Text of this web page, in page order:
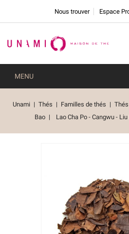
Nous trouver Espace
MENU
Unami Thés Familles de thés
Bao
Lao Cha Po - Cangwu -